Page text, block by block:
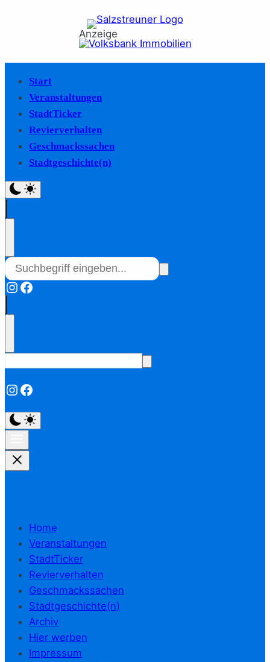
Anzeige
Start
Veranstaltungen
StadtTicker
Revierverhalten
Geschmackssachen
Stadtgeschichte(n)
Instagram
Facebook
Instagram
Facebook
Home
Veranstaltungen
StadtTicker
Revierverhalten
Geschmackssachen
Stadtgeschichte(n)
Archiv
Hier werben
Impressum